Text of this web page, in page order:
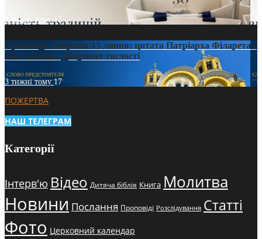
3 тижні тому12
Проповідь Епіфанія 15 липня: цитата Патріарха Філарета з
його амвона. Документ тяглості
3 тижні тому17
ПОЖЕРТВА
НАШ ТЕЛЕГРАМ
Категорії
Інтерв'ю Відео Дитяча біблія Книга Молитва
Новини Послання Проповіді Розслідування Статті
Фото Церковний календар